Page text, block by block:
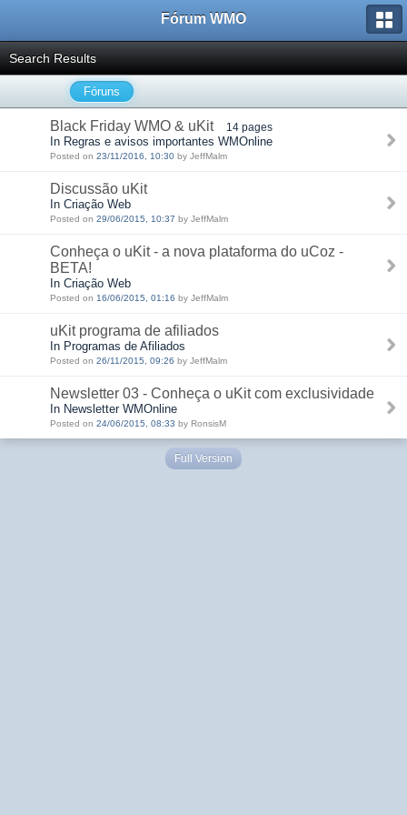
Fórum WMO
Search Results
Fóruns
Black Friday WMO & uKit 14 pages
In Regras e avisos importantes WMOnline
Posted on 23/11/2016, 10:30 by JeffMalm
Discussão uKit
In Criação Web
Posted on 29/06/2015, 10:37 by JeffMalm
Conheça o uKit - a nova plataforma do uCoz -
BETA!
In Criação Web
Posted on 16/06/2015, 01:16 by JeffMalm
uKit programa de afiliados
In Programas de Afiliados
Posted on 26/11/2015, 09:26 by JeffMalm
Newsletter 03 - Conheça o uKit com exclusividade
In Newsletter WMOnline
Posted on 24/06/2015, 08:33 by RonsisM
Full Version